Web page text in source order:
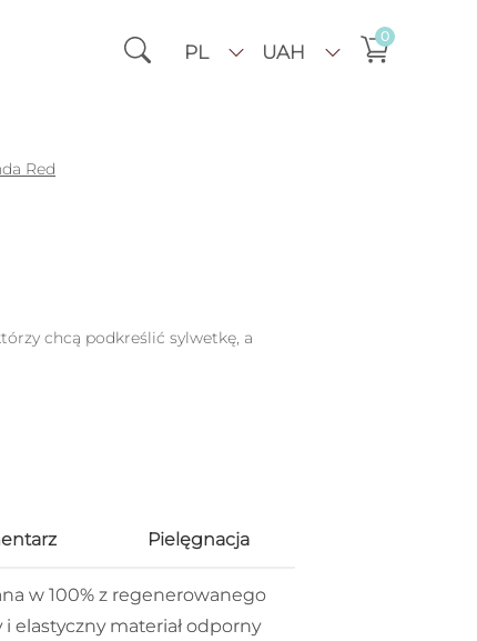
PL UAH
0
Red
chcą podkreślić sylwetkę, a
Pielęgnacja
w 100% z regenerowanego
elastyczny materiał odporny